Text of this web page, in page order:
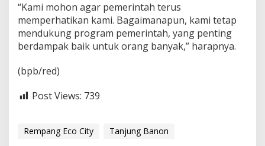
“Kami mohon agar pemerintah terus
memperhatikan kami. Bagaimanapun, kami tetap
mendukung program pemerintah, yang penting
berdampak baik untuk orang banyak,” harapnya.
(bpb/red)
Post Views: 739
Rempang Eco City Tanjung Banon